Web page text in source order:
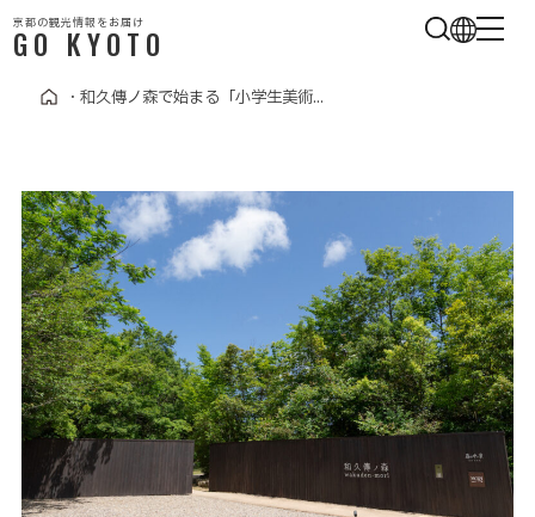
・ 和久傳ノ森で始まる「小学生美術...
京都の観光情報をお届け
GO KYOTO